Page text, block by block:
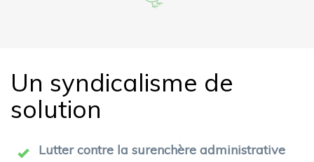
Un syndicalisme de
solution
Lutter contre la surenchère administrative